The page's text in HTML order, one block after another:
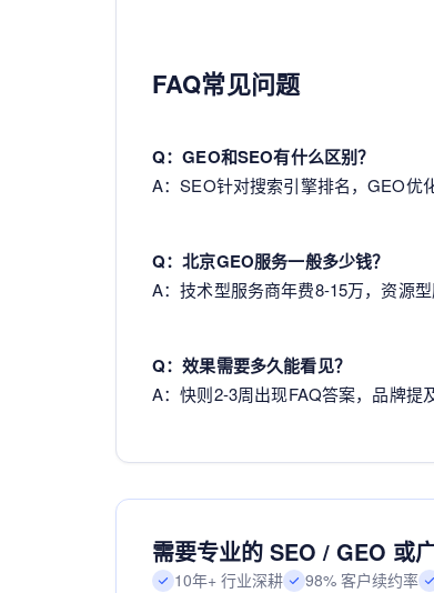
FAQ常见问题
Q：GEO和SEO有什么区别？
A：SEO针对搜索引擎排名，GEO优
Q：北京GEO服务一般多少钱？
A：技术型服务商年费8-15万，资源
Q：效果需要多久能看见？
A：快则2-3周出现FAQ答案，品牌提
需要专业的 SEO / GEO 或
10年+ 行业深耕 98% 客户续约率